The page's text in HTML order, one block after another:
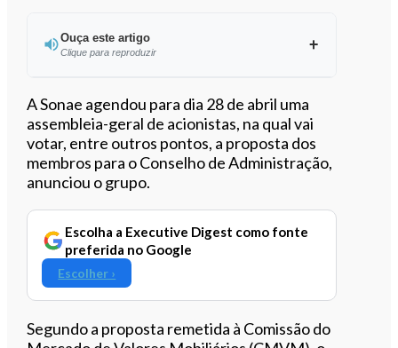
Ouça este artigo
Clique para reproduzir
Ouvir este artigo
A Sonae agendou para dia 28 de abril uma
assembleia-geral de acionistas, na qual vai
votar, entre outros pontos, a proposta dos
membros para o Conselho de Administração,
anunciou o grupo.
Escolha a Executive Digest como fonte
preferida no Google
Escolher ›
Segundo a proposta remetida à Comissão do